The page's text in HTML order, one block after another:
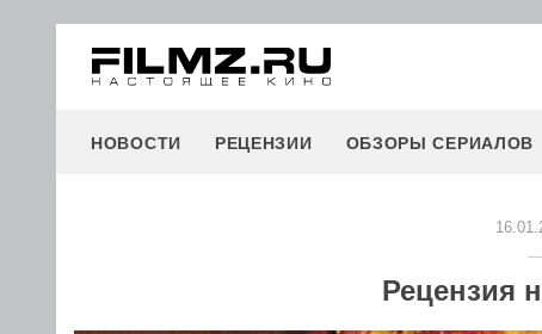
НОВОСТИ РЕЦЕНЗИИ ОБЗОРЫ СЕРИАЛОВ
Рецензия